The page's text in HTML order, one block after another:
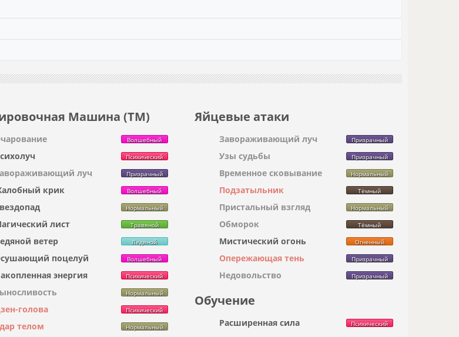
Машина (ТМ)
Волшебный
Психический
луч Призрачный
крик Волшебный
Нормальный
лист Травяной
ветер Ледяной
поцелуй Волшебный
энергия Психический
Нормальный
голова Психический
телом Нормальный
Яйцевые атаки
Завораживающий луч Призрачный
Узы судьбы Призрачный
Временное сковывание Нормальный
Подзатыльник Тёмный
Пристальный взгляд Нормальный
Обморок Тёмный
Мистический огонь Огненный
Опережающая тень Призрачный
Недовольство Призрачный
Обучение
Расширенная сила Психический